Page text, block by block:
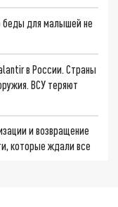
беды для малышей не
в России. Страны
ВСУ теряют
и возвращение
которые ждали все